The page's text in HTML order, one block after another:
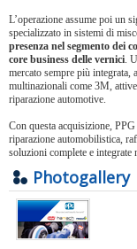
L’operazione assume poi un
specializzato in sistemi di
presenza nel segmento dei
core business delle vernici.
mercato sempre più
multinazionali come 3M,
riparazione automotive.
Con questa acquisizione,
riparazione automobilistica,
soluzioni complete e integrate
Photogallery